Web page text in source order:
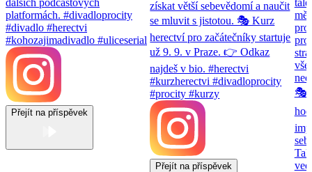
Přejít na příspěvek
Přejít na příspěvek